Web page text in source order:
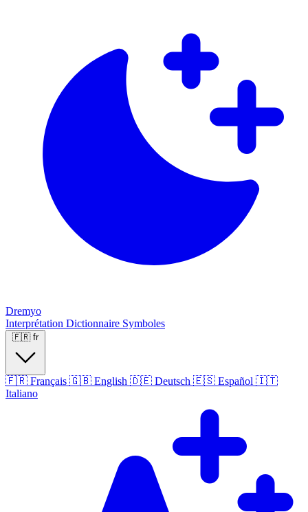
Dremyo
Interprétation Dictionnaire Symboles
🇫🇷 fr
🇫🇷 Français 🇬🇧 English 🇩🇪 Deutsch 🇪🇸 Español 🇮🇹
Italiano